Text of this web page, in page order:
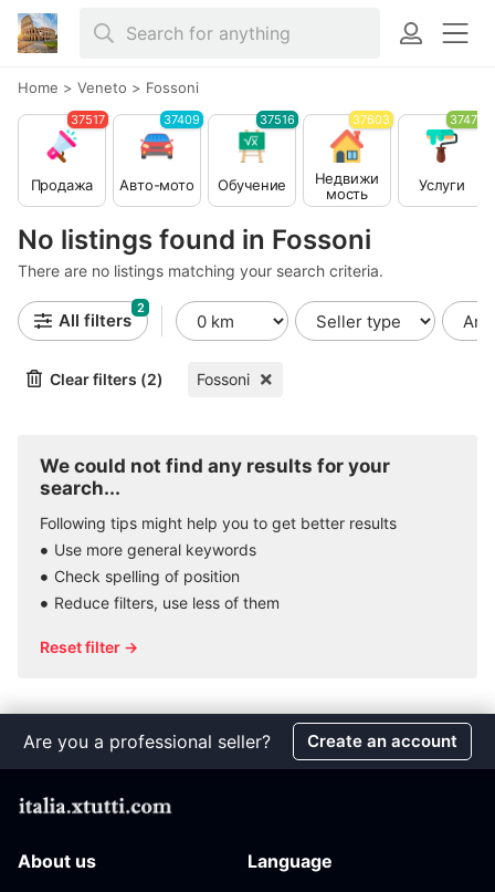
Home > Veneto > Fossoni
No listings found in Fossoni
There are no listings matching your search criteria.
Продажа
37517
Авто-мото
37409
Обучение
37516
Недвижи
мость
37603
Услуги
37479
All filters
2
Clear filters (2) Fossoni
We could not find any results for your
search...
Following tips might help you to get better results
Use more general keywords
Check spelling of position
Reduce filters, use less of them
Reset filter →
Are you a professional seller? Create an account
About us Language